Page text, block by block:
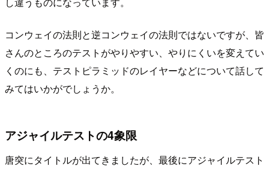
コンウェイの法則と逆コンウェイの法則ではないですが、皆
さんのところのテストがやりやすい、やりにくいを変えてい
くのにも、テストピラミッドのレイヤーなどについて話して
みてはいかがでしょうか。
アジャイルテストの4象限
唐突にタイトルが出てきましたが、最後にアジャイルテスト